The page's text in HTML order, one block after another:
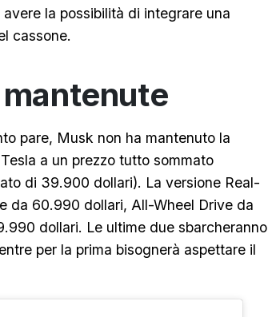
la possibilità di integrare una
cassone.
pare, Musk non ha mantenuto la
a un prezzo tutto sommato
di 39.900 dollari). La versione Real-
da 60.990 dollari, All-Wheel Drive da
dollari. Le ultime due sbarcheranno
per la prima bisognerà aspettare il